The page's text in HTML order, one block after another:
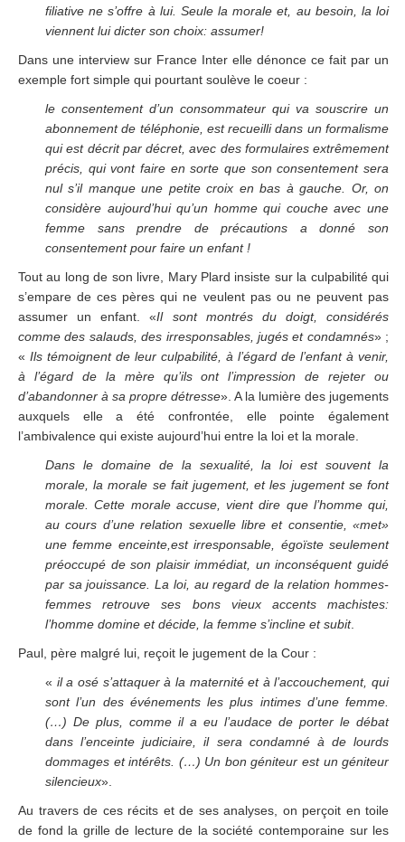
filiative ne s’offre à lui. Seule la morale et, au besoin, la loi
viennent lui dicter son choix: assumer!
Dans une interview sur France Inter elle dénonce ce fait par un
exemple fort simple qui pourtant soulève le coeur :
le consentement d’un consommateur qui va souscrire un
abonnement de téléphonie, est recueilli dans un formalisme
qui est décrit par décret, avec des formulaires extrêmement
précis, qui vont faire en sorte que son consentement sera
nul s’il manque une petite croix en bas à gauche. Or, on
considère aujourd’hui qu’un homme qui couche avec une
femme sans prendre de précautions a donné son
consentement pour faire un enfant !
Tout au long de son livre, Mary Plard insiste sur la culpabilité qui
s’empare de ces pères qui ne veulent pas ou ne peuvent pas
assumer un enfant. «Il sont montrés du doigt, considérés
comme des salauds, des irresponsables, jugés et condamnés» ;
«Ils témoignent de leur culpabilité, à l’égard de l’enfant à venir,
à l’égard de la mère qu’ils ont l’impression de rejeter ou
d’abandonner à sa propre détresse». A la lumière des jugements
auxquels elle a été confrontée, elle pointe également
l’ambivalence qui existe aujourd’hui entre la loi et la morale.
Dans le domaine de la sexualité, la loi est souvent la
morale, la morale se fait jugement, et les jugement se font
morale. Cette morale accuse, vient dire que l’homme qui,
au cours d’une relation sexuelle libre et consentie, «met»
une femme enceinte,est irresponsable, égoïste seulement
préoccupé de son plaisir immédiat, un inconséquent guidé
par sa jouissance. La loi, au regard de la relation hommes-
femmes retrouve ses bons vieux accents machistes:
l’homme domine et décide, la femme s’incline et subit.
Paul, père malgré lui, reçoit le jugement de la Cour :
« il a osé s’attaquer à la maternité et à l’accouchement, qui
sont l’un des événements les plus intimes d’une femme.
(…) De plus, comme il a eu l’audace de porter le débat
dans l’enceinte judiciaire, il sera condamné à de lourds
dommages et intérêts. (…) Un bon géniteur est un géniteur
silencieux».
Au travers de ces récits et de ses analyses, on perçoit en toile
de fond la grille de lecture de la société contemporaine sur les